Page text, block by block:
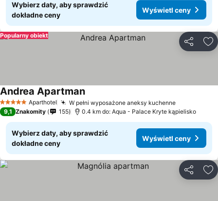
Wybierz daty, aby sprawdzić
dokładne ceny
Wyświetl ceny
Popularny obiekt
5 KategoriaAparthotel W pełni wyposażone aneksy kuchenne
Andrea Apartman
9,1 Znakomity 155 0.4 km do: Aqua - Palace Kryte kąpielisko
Wybierz daty, aby sprawdzić
dokładne ceny
Wyświetl ceny